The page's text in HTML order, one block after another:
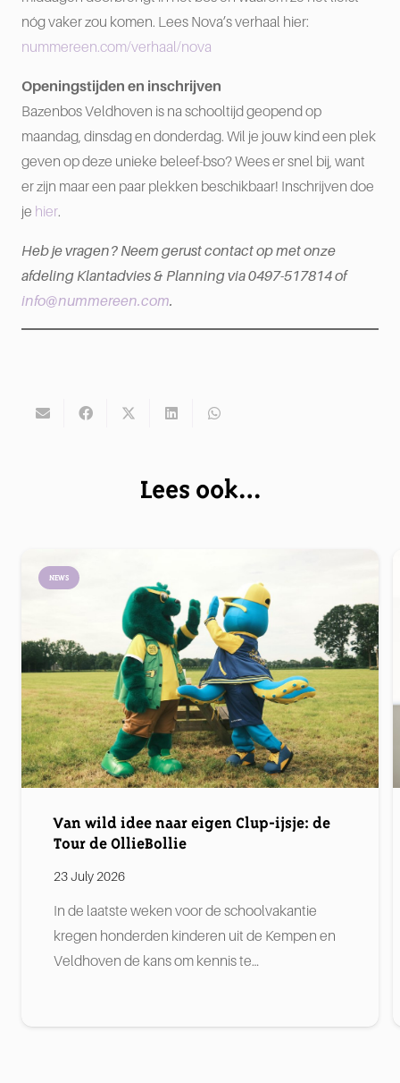
nóg vaker zou komen. Lees Nova’s verhaal hier:
nummereen.com/verhaal/nova
Openingstijden en inschrijven
Bazenbos Veldhoven is na schooltijd geopend op
maandag, dinsdag en donderdag. Wil je jouw kind een plek
geven op deze unieke beleef-bso? Wees er snel bij, want
er zijn maar een paar plekken beschikbaar! Inschrijven doe
je hier.
Heb je vragen? Neem gerust contact op met onze
afdeling Klantadvies & Planning via 0497-517814 of
info@nummereen.com.
Lees ook…
NEWS
Van wild idee naar eigen Clup-ijsje: de
Tour de OllieBollie
23 July 2026
In de laatste weken voor de schoolvakantie
kregen honderden kinderen uit de Kempen en
Veldhoven de kans om kennis te…